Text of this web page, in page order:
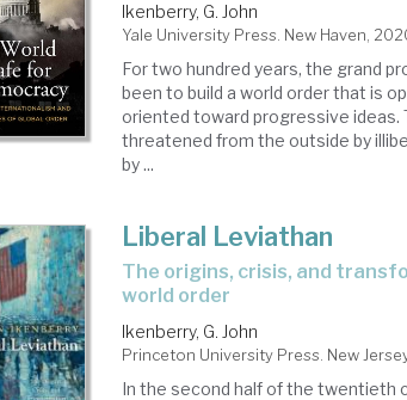
Ikenberry, G. John
Yale University Press. New Haven,
For two hundred years, the grand
been to build a world order that is
oriented toward progressive ideas.
threatened from the outside by
by ...
Liberal Leviathan
the origins, crisis, and transformation of the american
world order
Ikenberry, G. John
Princeton University Press. New
In the second half of the twentieth